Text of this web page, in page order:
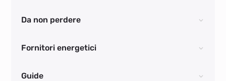
Da non perdere
Fornitori energetici
Guide